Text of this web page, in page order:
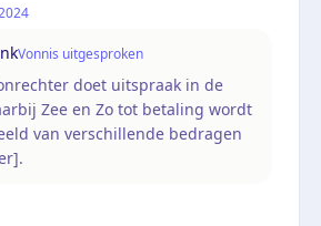
Vonnis uitgesproken
doet uitspraak in de
Zee en Zo tot betaling wordt
van verschillende bedragen